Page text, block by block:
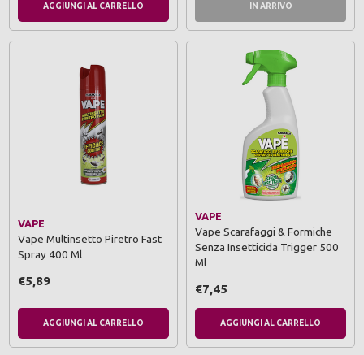
AGGIUNGI AL CARRELLO IN ARRIVO
VAPE
Vape Multinsetto Piretro Fast
Spray 400 Ml
€5,89
AGGIUNGI AL CARRELLO
VAPE
Vape Scarafaggi & Formiche
Senza Insetticida Trigger 500
Ml
€7,45
AGGIUNGI AL CARRELLO